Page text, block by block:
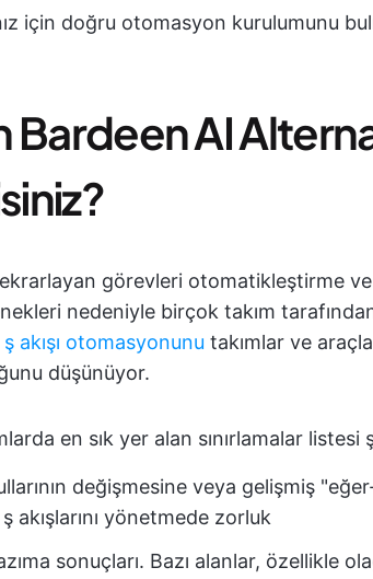
için doğru otomasyon kurulumunu
Bardeen AI
görevleri otomatikleştirme
nedeniyle birçok takım
ş akışı otomasyonunu takımlar ve
düşünüyor.
en sık yer alan sınırlamalar listesi
değişmesine veya gelişmiş
ş akışlarını yönetmede zorluk
sonuçları. Bazı alanlar, özellikle